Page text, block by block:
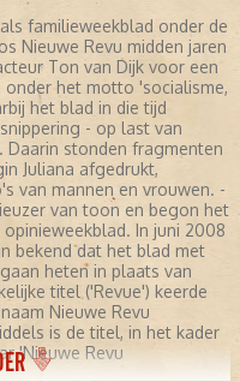
familieweekblad onder de
Nieuwe Revu midden jaren
Ton van Dijk voor een
het motto 'socialisme,
het blad in die tijd
- op last van
Daarin stonden fragmenten
Juliana afgedrukt,
van mannen en vrouwen. -
van toon en begon het
In juni 2008
bekend dat het blad met
heten in plaats van
titel ('Revue') keerde
Nieuwe Revu
is de titel, in het kader
'Nieuwe Revu